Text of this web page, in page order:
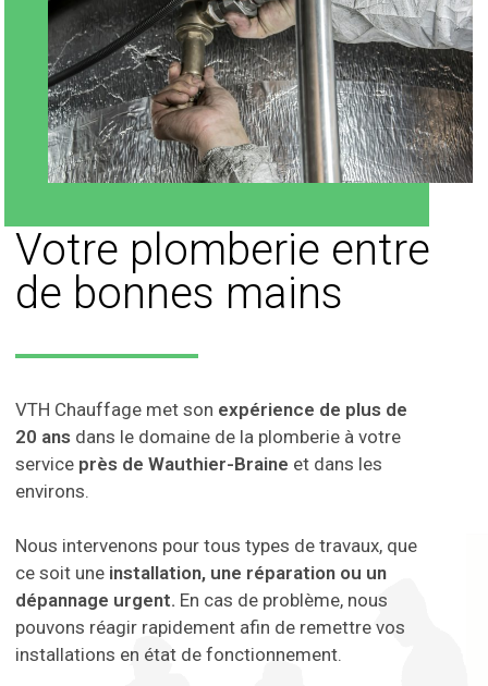
Votre plomberie entre
de bonnes mains
VTH Chauffage met son expérience de plus de
20 ans dans le domaine de la plomberie à votre
service près de Wauthier-Braine et dans les
environs.
Nous intervenons pour tous types de travaux, que
ce soit une installation, une réparation ou un
dépannage urgent. En cas de problème, nous
pouvons réagir rapidement afin de remettre vos
installations en état de fonctionnement.